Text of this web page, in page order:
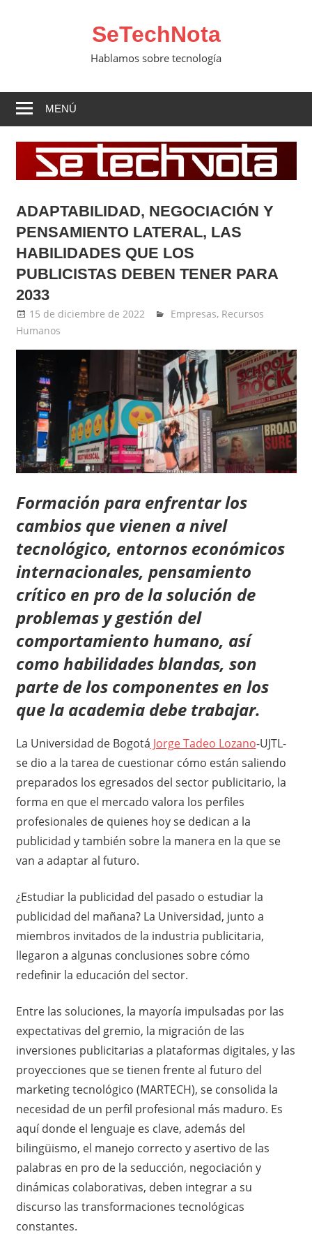
SeTechNota
Hablamos sobre tecnología
MENÚ
ADAPTABILIDAD, NEGOCIACIÓN Y
PENSAMIENTO LATERAL, LAS
HABILIDADES QUE LOS
PUBLICISTAS DEBEN TENER PARA
2033
15 de diciembre de 2022 Ernesto Herrera
Empresas, Recursos
Humanos
Formación para enfrentar los
cambios que vienen a nivel
tecnológico, entornos económicos
internacionales, pensamiento
crítico en pro de la solución de
problemas y gestión del
comportamiento humano, así
como habilidades blandas, son
parte de los componentes en los
que la academia debe trabajar.
La Universidad de Bogotá Jorge Tadeo Lozano-UJTL-
se dio a la tarea de cuestionar cómo están saliendo
preparados los egresados del sector publicitario, la
forma en que el mercado valora los perfiles
profesionales de quienes hoy se dedican a la
publicidad y también sobre la manera en la que se
van a adaptar al futuro.
¿Estudiar la publicidad del pasado o estudiar la
publicidad del mañana? La Universidad, junto a
miembros invitados de la industria publicitaria,
llegaron a algunas conclusiones sobre cómo
redefinir la educación del sector.
Entre las soluciones, la mayoría impulsadas por las
expectativas del gremio, la migración de las
inversiones publicitarias a plataformas digitales, y las
proyecciones que se tienen frente al futuro del
marketing tecnológico (MARTECH), se consolida la
necesidad de un perfil profesional más maduro. Es
aquí donde el lenguaje es clave, además del
bilingüismo, el manejo correcto y asertivo de las
palabras en pro de la seducción, negociación y
dinámicas colaborativas, deben integrar a su
discurso las transformaciones tecnológicas
constantes.